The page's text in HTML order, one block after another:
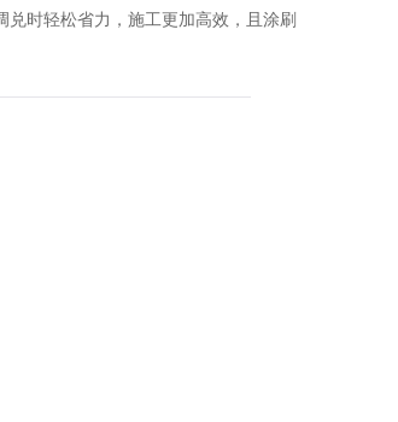
时轻松省力，施工更加高效，且涂刷